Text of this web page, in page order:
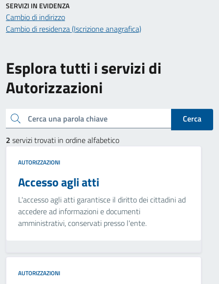
Esplora tutti i servizi di
Autorizzazioni
Cerca una parola chiave
Cerca
2 servizi trovati in ordine alfabetico
AUTORIZZAZIONI
Accesso agli atti
L'accesso agli atti garantisce il diritto dei cittadini ad
accedere ad informazioni e documenti
amministrativi, conservati presso l'ente.
AUTORIZZAZIONI
SERVIZI IN EVIDENZA
Cambio di indirizzo
Cambio di residenza (Iscrizione anagrafica)